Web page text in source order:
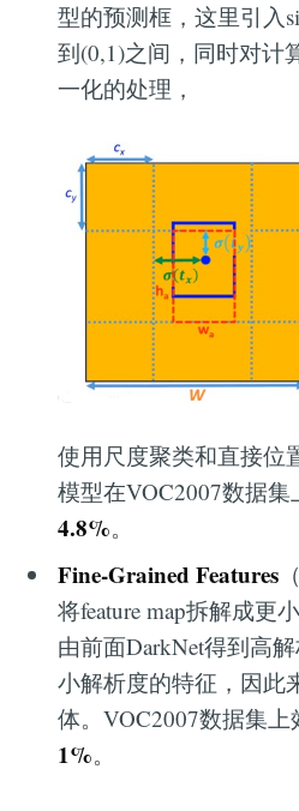
型的预测框，这里引入
到(0,1)之间，同时对计
一化的处理，
使用尺度聚类和直接位
模型在VOC2007数据集
4.8%。
Fine-Grained Features
将feature map拆解成更
由前面DarkNet得到高
小解析度的特征，因此
体。VOC2007数据集上
1%。